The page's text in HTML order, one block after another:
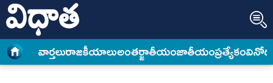
వార్త‌లురాజకీయాలుఅంత‌ర్జాతీయంజాతీయంప్రత్యేకం